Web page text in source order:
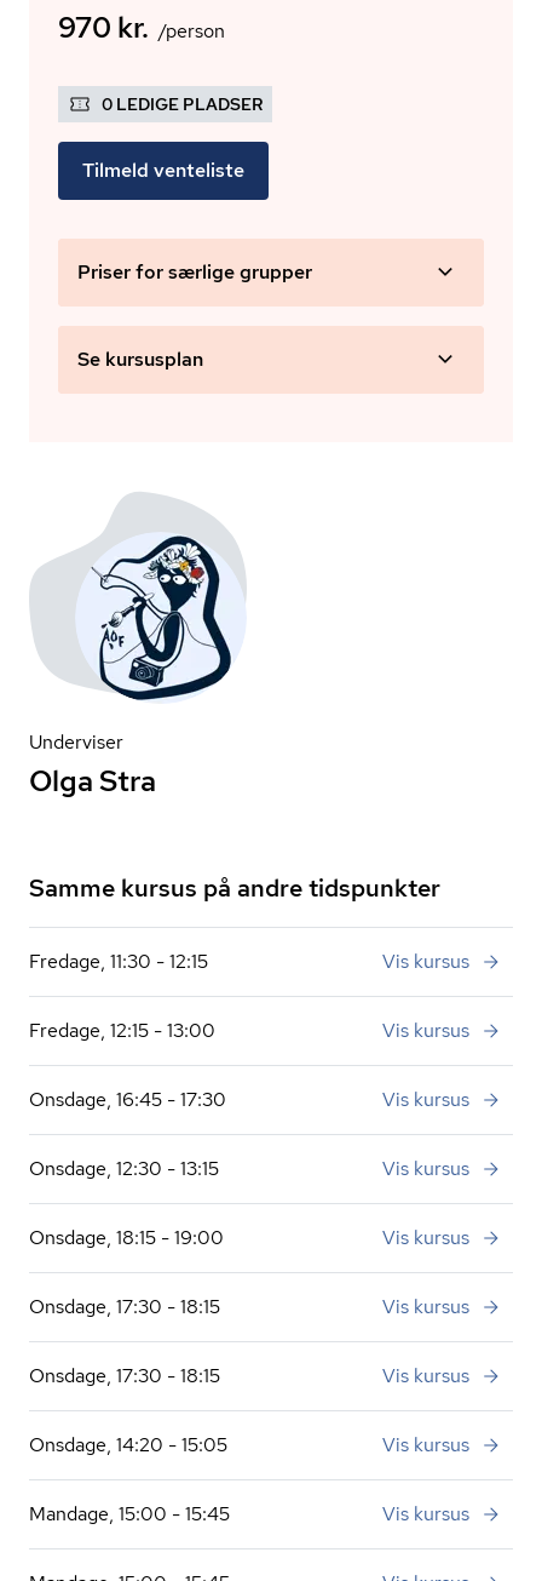
970 kr. /person
0 LEDIGE PLADSER
Tilmeld venteliste
Priser for særlige grupper
Se kursusplan
Underviser
Olga Stra
Samme kursus på andre tidspunkter
Fredage, 11:30 - 12:15 Vis kursus
Fredage, 12:15 - 13:00 Vis kursus
Onsdage, 16:45 - 17:30 Vis kursus
Onsdage, 12:30 - 13:15 Vis kursus
Onsdage, 18:15 - 19:00 Vis kursus
Onsdage, 17:30 - 18:15 Vis kursus
Onsdage, 17:30 - 18:15 Vis kursus
Onsdage, 14:20 - 15:05 Vis kursus
Mandage, 15:00 - 15:45 Vis kursus